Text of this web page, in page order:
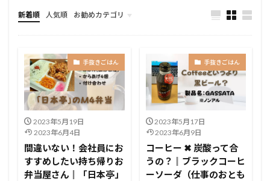
新着順 人気順 お勧めカテゴリ
Uncategorized
手抜きごはん
2023年5月19日
2023年6月4日
間違いない！会社員にお
すすめしたい持ち帰りお
弁当屋さん║「日本亭」
手抜きごはん
2023年5月17日
2023年6月9日
コーヒー ✖ 炭酸って合
うの？║ブラックコーヒ
ーソーダ（仕事のおとも